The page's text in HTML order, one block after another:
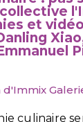
et
d'Immix
culinaire